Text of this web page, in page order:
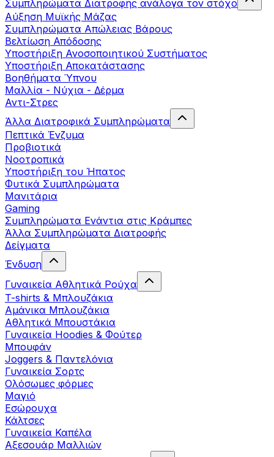
Συμπληρώματα Διατροφής ανάλογα τον στόχο
Αύξηση Μυϊκής Μάζας
Συμπληρώματα Aπώλειας Βάρους
Βελτίωση Απόδοσης
Υποστήριξη Ανοσοποιητικού Συστήματος
Yποστήριξη Αποκατάστασης
Βοηθήματα Ύπνου
Μαλλία - Νύχια - Δέρμα
Αντι-Στρες
Άλλα Διατροφικά Συμπληρώματα
Πεπτικά Ένζυμα
Προβιοτικά
Νοοτροπικά
Υποστήριξη του Ήπατος
Φυτικά Συμπληρώματα
Μανιτάρια
Gaming
Συμπληρώματα Ενάντια στις Κράμπες
Άλλα Συμπληρώματα Διατροφής
Δείγματα
Ένδυση
Γυναικεία Αθλητικά Ρούχα
T-shirts & Μπλουζάκια
Αμάνικα Μπλουζάκια
Aθλητικά Μπουστάκια
Γυναικεία Hoodies & Φούτερ
Μπουφάν
Joggers & Παντελόνια
Γυναικεία Σορτς
Ολόσωμες φόρμες
Μαγιό
Εσώρουχα
Κάλτσες
Γυναικεία Καπέλα
Αξεσουάρ Μαλλιών